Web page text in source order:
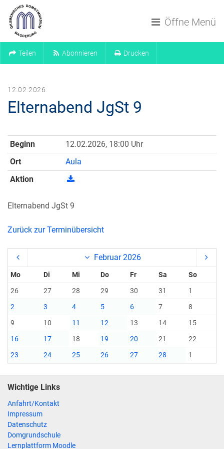
Öffne Menü
Teilen Abonnieren Drucken
12.02.2026
Elternabend JgSt 9
Beginn
12.02.2026, 18:00 Uhr
Ort
Aula
Aktion
Elternabend JgSt 9
Zurück zur Terminübersicht
Februar 2026
Mo Di Mi Do Fr Sa
So
26
27 28 29 30 31
1
2
3 4 5 6 7
8
9
10 11 12 13 14
15
16
17 18 19 20 21
22
23
24 25 26 27 28 1
Wichtige Links
Anfahrt/Kontakt
Impressum
Datenschutz
Domgrundschule
Lernplattform Moodle